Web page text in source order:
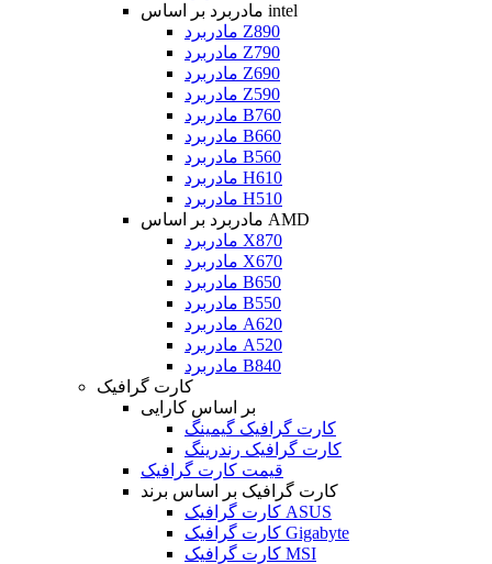
مادربرد بر اساس intel
مادربرد Z890
مادربرد Z790
مادربرد Z690
مادربرد Z590
مادربرد B760
مادربرد B660
مادربرد B560
مادربرد H610
مادربرد H510
مادربرد بر اساس AMD
مادربرد X870
مادربرد X670
مادربرد B650
مادربرد B550
مادربرد A620
مادربرد A520
مادربرد B840
کارت گرافیک
بر اساس کارایی
کارت گرافیک گیمینگ
کارت گرافیک رندرینگ
قیمت کارت گرافیک
کارت گرافیک بر اساس برند
کارت گرافیک ASUS
کارت گرافیک Gigabyte
کارت گرافیک MSI